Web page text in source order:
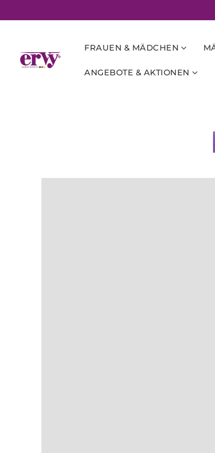
FRAUEN & MÄDCHEN
ANGEBOTE & AKTIONEN